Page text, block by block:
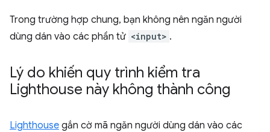
Trong trường hợp chung, bạn không nên ngăn người
dùng dán vào các phần tử <input> .
Lý do khiến quy trình kiểm tra
Lighthouse này không thành công
Lighthouse gắn cờ mã ngăn người dùng dán vào các